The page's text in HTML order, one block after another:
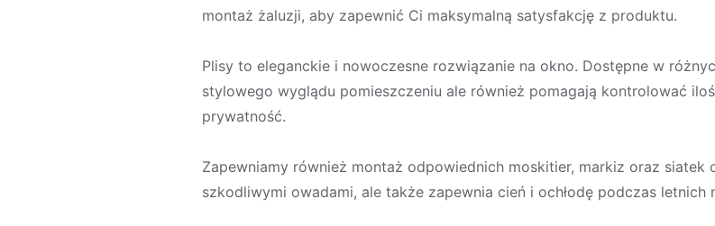
montaż żaluzji, aby zapewnić Ci maksymalną satysfakcję z produktu.
Plisy to eleganckie i nowoczesne rozwiązanie na okno. Dostępne w
stylowego wyglądu pomieszczeniu ale również pomagają kontrolować
prywatność.
Zapewniamy również montaż odpowiednich moskitier, markiz oraz siatek
szkodliwymi owadami, ale także zapewnia cień i ochłodę podczas letnich